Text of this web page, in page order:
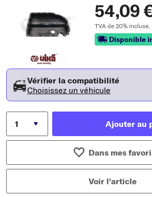
54,09
TVA de 20% incluse,
Disponible
Vérifier la compatibilité
Choisissez un véhicule
Ajouter au
Dans mes
Voir l'article